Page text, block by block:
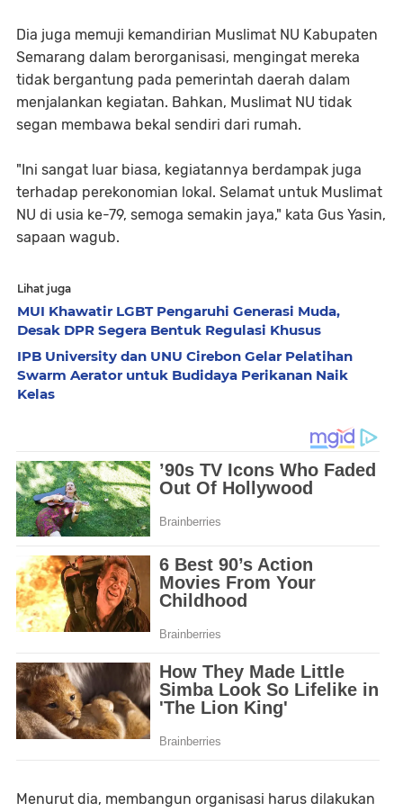
Dia juga memuji kemandirian Muslimat NU Kabupaten
Semarang dalam berorganisasi, mengingat mereka
tidak bergantung pada pemerintah daerah dalam
menjalankan kegiatan. Bahkan, Muslimat NU tidak
segan membawa bekal sendiri dari rumah.
"Ini sangat luar biasa, kegiatannya berdampak juga
terhadap perekonomian lokal. Selamat untuk Muslimat
NU di usia ke-79, semoga semakin jaya," kata Gus Yasin,
sapaan wagub.
Lihat juga
MUI Khawatir LGBT Pengaruhi Generasi Muda,
Desak DPR Segera Bentuk Regulasi Khusus
IPB University dan UNU Cirebon Gelar Pelatihan
Swarm Aerator untuk Budidaya Perikanan Naik
Kelas
Menurut dia, membangun organisasi harus dilakukan